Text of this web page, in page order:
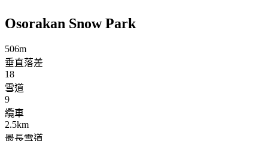
Osorakan Snow Park
506m
垂直落差
18
雪道
9
纜車
2.5km
最長雪道